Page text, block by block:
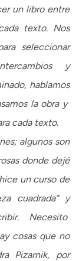
un libro entre
texto. Nos
seleccionar
y
hablamos
la obra y
cada texto.
algunos son
donde dejé
un curso de
cuadrada” y
Necesito
cosas que no
Pizarnik, por